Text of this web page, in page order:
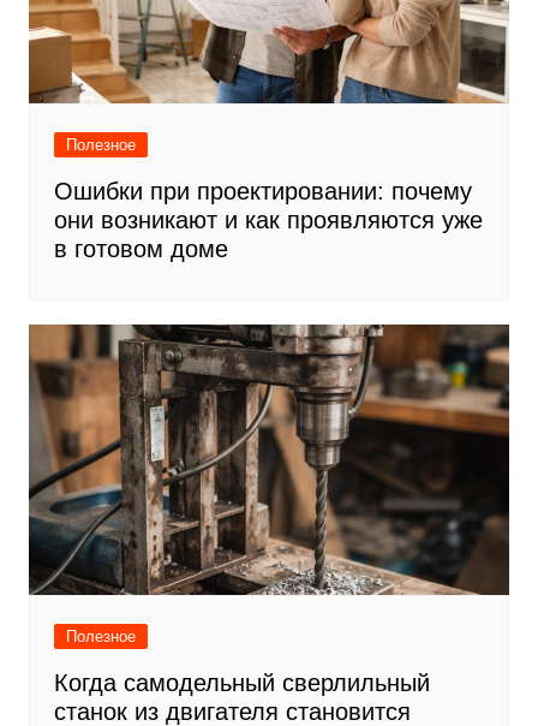
Полезное
Ошибки при проектировании: почему
они возникают и как проявляются уже
в готовом доме
Полезное
Когда самодельный сверлильный
станок из двигателя становится